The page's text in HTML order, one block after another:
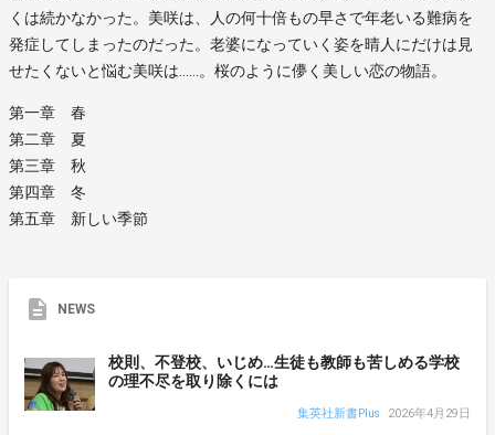
くは続かなかった。美咲は、人の何十倍もの早さで年老いる難病を
発症してしまったのだった。老婆になっていく姿を晴人にだけは見
せたくないと悩む美咲は……。桜のように儚く美しい恋の物語。
第一章 春
第二章 夏
第三章 秋
第四章 冬
第五章 新しい季節
NEWS
校則、不登校、いじめ…生徒も教師も苦しめる学校
の理不尽を取り除くには
集英社新書Plus 2026年4月29日